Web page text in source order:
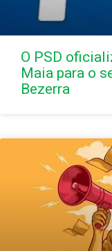
O PSD
Maia para o
Bezerra